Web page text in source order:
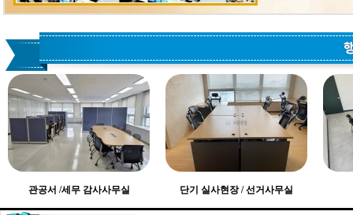
관공서 /세무 감사사무실 단기 실사현장 / 선거사무실